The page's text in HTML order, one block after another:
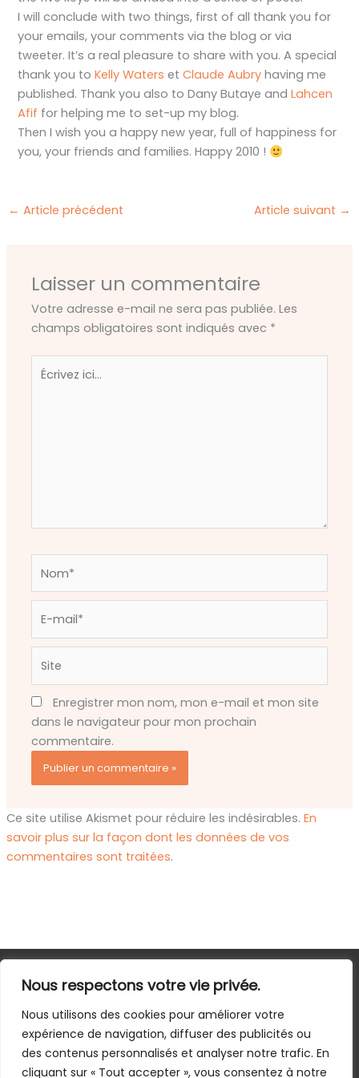
Nous respectons votre vie privée.
Nous utilisons des cookies pour améliorer votre
expérience de navigation, diffuser des publicités ou
des contenus personnalisés et analyser notre trafic. En
cliquant sur « Tout accepter », vous consentez à notre
I will conclude with two things, first of all thank you for
your emails, your comments via the blog or via
tweeter. It’s a real pleasure to share with you. A special
thank you toKelly Waters etClaude Aubry having me
published. Thank you also to Dany Butaye andLahcen
Afif for helping me to set-up my blog.
Then I wish you a happy new year, full of happiness for
you, your friends and families. Happy 2010 !
← Article précédent Article suivant →
Laisser un commentaire
Votre adresse e-mail ne sera pas publiée. Les
champs obligatoires sont indiqués avec *
ici…
mail*
Enregistrer mon nom, mon e-mail et mon site
dans le navigateur pour mon prochain
commentaire.
Ce site utilise Akismet pour réduire les indésirables. En
savoir plus sur la façon dont les données de vos
commentaires sont traitées.
Accueil
Agenda
Contact